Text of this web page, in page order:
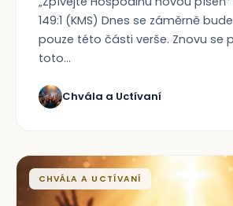
149:1 (KMS) Dnes se záměrně
pouze této části verše. Znovu se
toto...
Chvála a Uctívaní
CHVÁLA A UCTÍVANÍ